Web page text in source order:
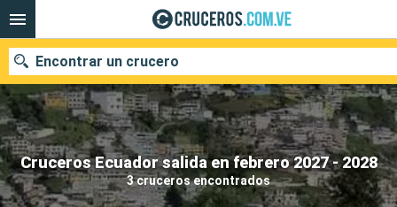
Cruceros Ecuador salida en febrero 2027 - 2028
3 cruceros encontrados
Encontrar un crucero
Nuestros destinos
Fecha de salida